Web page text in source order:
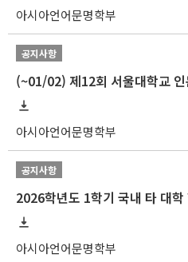
아시아언어문명학부
공지사항
(~01/02) 제12회 서울대학교
아시아언어문명학부
공지사항
2026학년도 1학기 국내 타 대
아시아언어문명학부